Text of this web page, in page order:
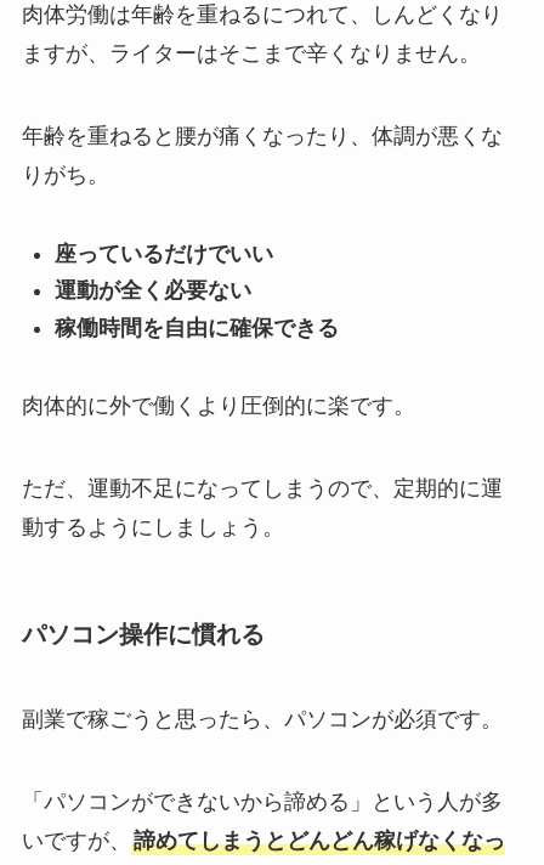
肉体労働は年齢を重ねるにつれて、しんどくなり
ますが、ライターはそこまで辛くなりません。
年齢を重ねると腰が痛くなったり、体調が悪くな
りがち。
座っているだけでいい
運動が全く必要ない
稼働時間を自由に確保できる
肉体的に外で働くより圧倒的に楽です。
ただ、運動不足になってしまうので、定期的に運
動するようにしましょう。
パソコン操作に慣れる
副業で稼ごうと思ったら、パソコンが必須です。
「パソコンができないから諦める」という人が多
いですが、 諦めてしまうとどんどん稼げなくなっ